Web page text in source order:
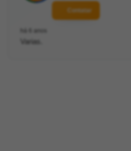
Contatar
há 6 anos
Varias.